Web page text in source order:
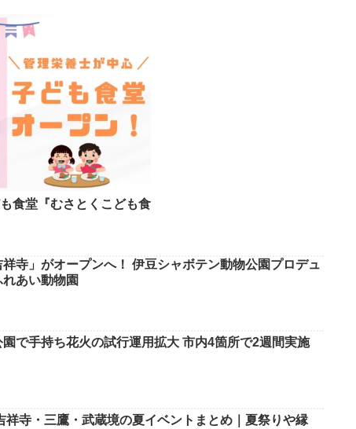
食堂『むさとくこども食
祥寺」がオープンへ！ 伊豆シャボテン動物公園プロデュ
あい動物園
園で手持ち花火の試行運用拡大 市内4箇所で2週間実施
祥寺・三鷹・武蔵境の夏イベントまとめ｜夏祭りや縁